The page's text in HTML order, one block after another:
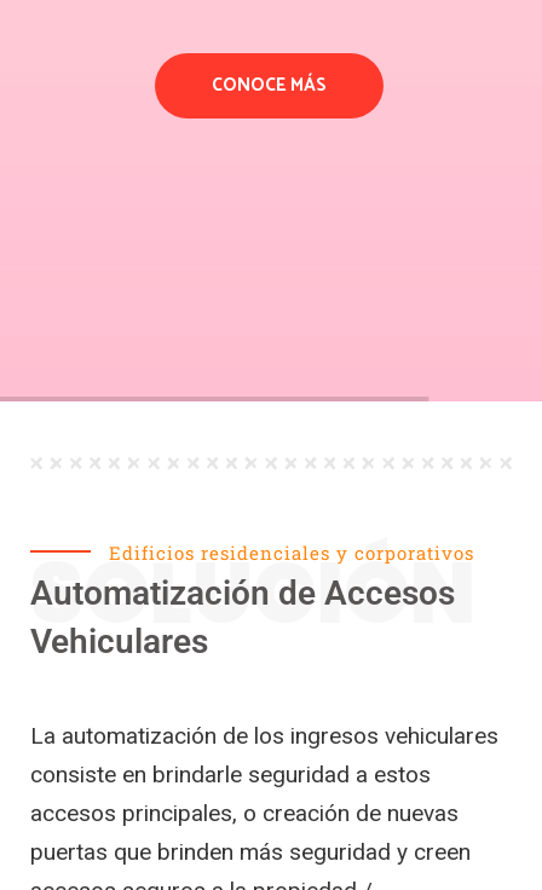
CONOCE MÁS
Edificios residenciales y corporativos
SOLUCIÓN
Automatización de Accesos
Vehiculares
La automatización de los ingresos vehiculares
consiste en brindarle seguridad a estos
accesos principales, o creación de nuevas
puertas que brinden más seguridad y creen